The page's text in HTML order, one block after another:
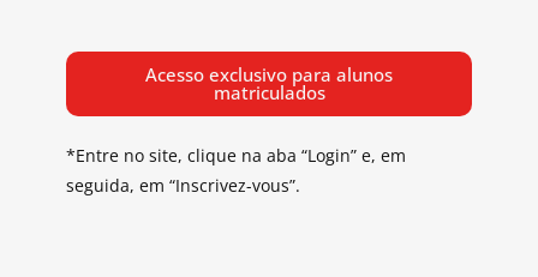
Acesso exclusivo para alunos
matriculados
*Entre no site, clique na aba “Login” e, em
seguida, em “Inscrivez-vous”.